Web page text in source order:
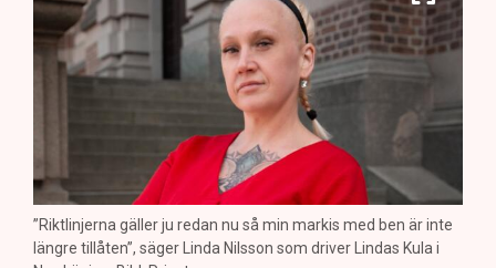
”Riktlinjerna gäller ju redan nu så min markis med ben är inte
längre tillåten”, säger Linda Nilsson som driver Lindas Kula i